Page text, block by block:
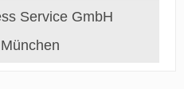
Service GmbH